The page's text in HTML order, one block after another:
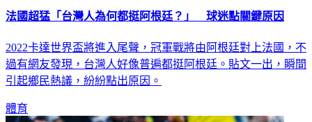
法國超猛「台灣人為何都挺阿根廷？」 球迷點關鍵原因
2022卡達世界盃將進入尾聲，冠軍戰將由阿根廷對上法國，不
過有網友發現，台灣人好像普遍都挺阿根廷。貼文一出，瞬間
引起鄉民熱議，紛紛點出原因。
體育